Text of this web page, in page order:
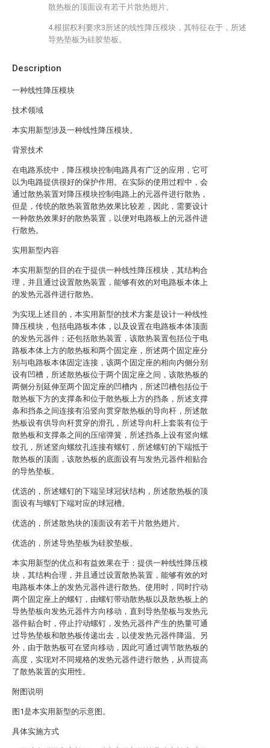
Description
一种线性降压模块
技术领域
本实用新型涉及一种线性降压模块。
背景技术
在电路系统中，降压模块控制电路具有广泛的应用，它可
以为电路提供很好的保护作用。在实际的使用过程中，会
通过散热装置对降压模块控制电路上的元器件进行散热，
但是，传统的散热装置散热效果比较差，因此，需要设计
一种散热效果好的散热装置，以便对电路板上的元器件进
行散热。
实用新型内容
本实用新型的目的在于提供一种线性降压模块，其结构合
理，并且通过设置散热装置，能够有效的对电路板本体上
的发热元器件进行散热。
为实现上述目的，本实用新型的技术方案是设计一种线性
降压模块，包括电路板本体，以及设置在电路板本体顶面
的发热元器件；还包括散热装置，该散热装置包括位于电
路板本体上方的散热板和两个固定座，所述两个固定座分
别与电路板本体固定连接，该两个固定座的相向内侧分别
设有凹槽，所述散热板位于两个固定座之间，该散热板的
两侧分别延伸至两个固定座的凹槽内，所述凹槽包括位于
散热板下方的支撑条和位于散热板上方的挡条，所述支撑
条和挡条之间连接有沿竖向贯穿散热板的导向杆，所述散
热板设有供导向杆贯穿的滑孔，所述导向杆上套装有位于
散热板和支撑条之间的压缩弹簧，所述挡条上设有竖向螺
纹孔，所述竖向螺纹孔连接有螺钉，所述螺钉的下端抵于
散热板的顶面，该散热板的底面设有与发热元器件相贴合
的导热垫板。
优选的，所述螺钉的下端呈球冠状结构，所述散热板的顶
面设有与螺钉下端对应的球冠槽。
优选的，所述散热块的顶面设有若干片散热翅片。
优选的，所述导热垫板为硅胶垫板。
本实用新型的优点和有益效果在于：提供一种线性降压模
块，其结构合理，并且通过设置散热装置，能够有效的对
电路板本体上的发热元器件进行散热。使用时，同时拧动
两个固定座上的螺钉，由螺钉带动散热板以及散热板上的
导热垫板向发热元器件方向移动，直到导热垫板与发热元
器件贴合时，停止拧动螺钉，发热元器件产生的热量可通
过导热垫板和散热板传递出去，以使发热元器件降温。另
外，由于散热板可在竖向移动，因此可通过调节散热板的
高度，实现对不同规格的发热元器件进行散热，从而提高
了散热装置的实用性。
附图说明
图1是本实用新型的示意图。
具体实施方式
散热板的顶面设有若干片散热翅片。
4.根据权利要求3所述的线性降压模块，其特征在于，所述
导热垫板为硅胶垫板。